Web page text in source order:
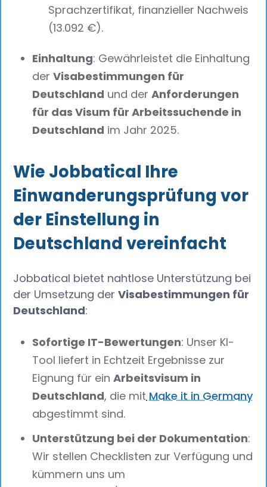
Sprachzertifikat, finanzieller Nachweis
(13.092 €).
Einhaltung: Gewährleistet die Einhaltung
derVisabestimmungen für
Deutschland und derAnforderungen
für das Visum für Arbeitssuchende in
Deutschland im Jahr 2025.
Wie Jobbatical Ihre
Einwanderungsprüfung vor
der Einstellung in
Deutschland vereinfacht
Jobbatical bietet nahtlose Unterstützung bei
der Umsetzung derVisabestimmungen für
Deutschland:
Sofortige IT-Bewertungen: Unser KI-
Tool liefert in Echtzeit Ergebnisse zur
Eignung für einArbeitsvisum in
Deutschland, die mitMake it in Germany
abgestimmt sind.
Unterstützung bei der Dokumentation:
Wir stellen Checklisten zur Verfügung und
kümmern uns um